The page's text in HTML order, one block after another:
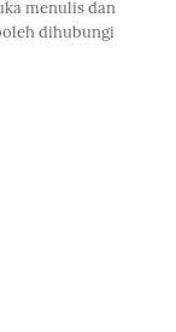
menulis dan
dihubungi